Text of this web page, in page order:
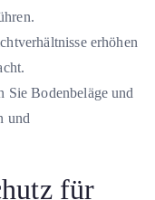
erhöhen
Sie Bodenbeläge und
und
für